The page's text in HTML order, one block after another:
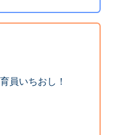
員いちおし！